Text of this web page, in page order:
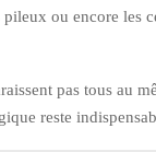
ou encore les
pas tous au
reste